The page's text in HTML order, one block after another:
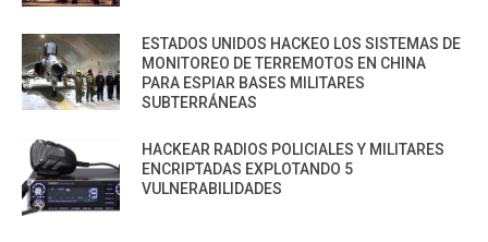
ESTADOS UNIDOS HACKEO LOS SISTEMAS DE
MONITOREO DE TERREMOTOS EN CHINA
PARA ESPIAR BASES MILITARES
SUBTERRÁNEAS
HACKEAR RADIOS POLICIALES Y MILITARES
ENCRIPTADAS EXPLOTANDO 5
VULNERABILIDADES